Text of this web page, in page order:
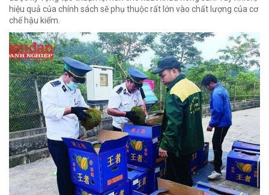
hiệu quả của chính sách sẽ phụ thuộc rất lớn vào chất lượng của cơ
chế hậu kiểm.